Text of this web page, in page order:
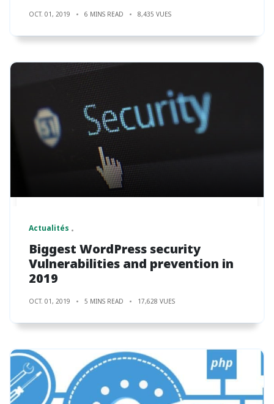
OCT. 01, 2019 6 MINS READ 8,435 VUES
Actualités
Biggest WordPress security
Vulnerabilities and prevention in
2019
OCT. 01, 2019 5 MINS READ 17,628 VUES